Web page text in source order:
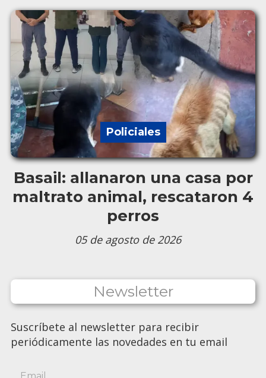
Basail: allanaron una casa por
maltrato animal, rescataron 4
perros
Policiales
05 de agosto de 2026
Newsletter
Suscríbete al newsletter para recibir
periódicamente las novedades en tu email